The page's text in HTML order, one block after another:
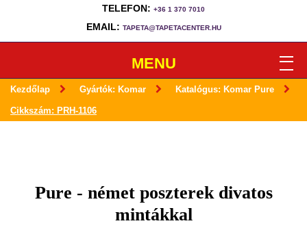
TELEFON: +36 1 370 7010
EMAIL: TAPETA@TAPETACENTER.HU
MENU
Kezdőlap Gyártók: Komar Katalógus: Komar Pure
Cikkszám: PRH-1106
Pure - német poszterek divatos
mintákkal